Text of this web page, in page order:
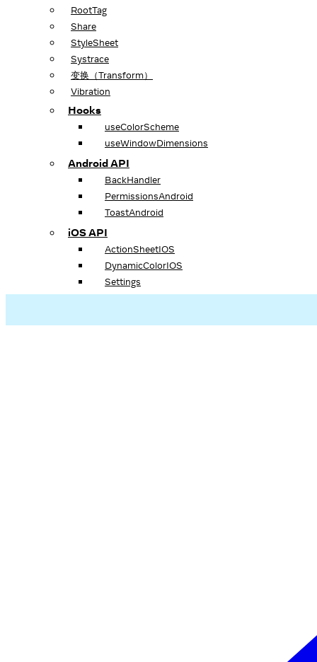
RootTag
Share
StyleSheet
Systrace
变换（Transform）
Vibration
Hooks
useColorScheme
useWindowDimensions
Android API
BackHandler
PermissionsAndroid
ToastAndroid
iOS API
ActionSheetIOS
DynamicColorIOS
Settings